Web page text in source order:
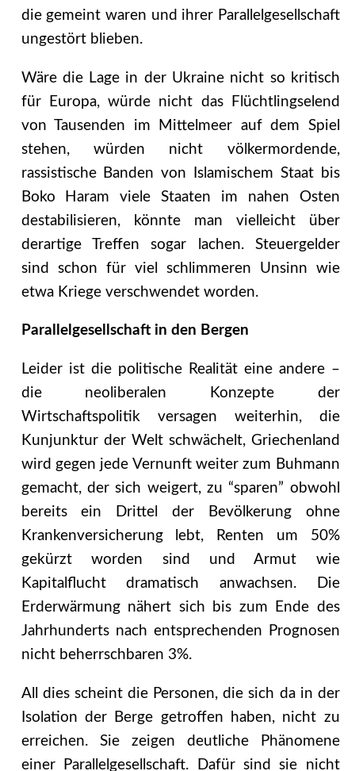
die gemeint waren und ihrer Parallelgesellschaft
ungestört blieben.
Wäre die Lage in der Ukraine nicht so kritisch
für Europa, würde nicht das Flüchtlingselend
von Tausenden im Mittelmeer auf dem Spiel
stehen, würden nicht völkermordende,
rassistische Banden von Islamischem Staat bis
Boko Haram viele Staaten im nahen Osten
destabilisieren, könnte man vielleicht über
derartige Treffen sogar lachen. Steuergelder
sind schon für viel schlimmeren Unsinn wie
etwa Kriege verschwendet worden.
Parallelgesellschaft in den Bergen
Leider ist die politische Realität eine andere –
die neoliberalen Konzepte der
Wirtschaftspolitik versagen weiterhin, die
Kunjunktur der Welt schwächelt, Griechenland
wird gegen jede Vernunft weiter zum Buhmann
gemacht, der sich weigert, zu “sparen” obwohl
bereits ein Drittel der Bevölkerung ohne
Krankenversicherung lebt, Renten um 50%
gekürzt worden sind und Armut wie
Kapitalflucht dramatisch anwachsen. Die
Erderwärmung nähert sich bis zum Ende des
Jahrhunderts nach entsprechenden Prognosen
nicht beherrschbaren 3%.
All dies scheint die Personen, die sich da in der
Isolation der Berge getroffen haben, nicht zu
erreichen. Sie zeigen deutliche Phänomene
einer Parallelgesellschaft. Dafür sind sie nicht